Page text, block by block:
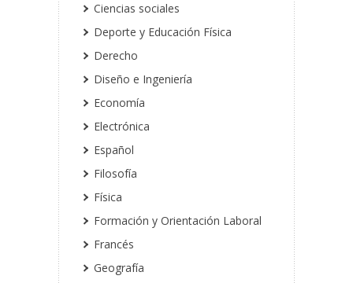
Ciencias sociales
Deporte y Educación Física
Derecho
Diseño e Ingeniería
Economía
Electrónica
Español
Filosofía
Física
Formación y Orientación Laboral
Francés
Geografía